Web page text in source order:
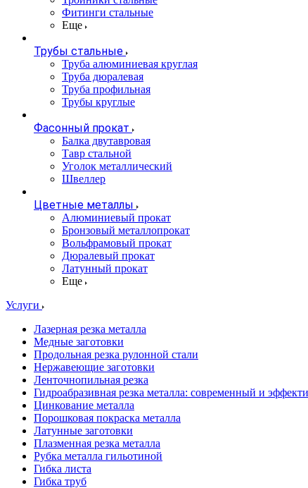
Фитинги стальные
Еще
Трубы стальные
Труба алюминиевая круглая
Труба дюралевая
Труба профильная
Трубы круглые
Фасонный прокат
Балка двутавровая
Тавр стальной
Уголок металлический
Швеллер
Цветные металлы
Алюминиевый прокат
Бронзовый металлопрокат
Вольфрамовый прокат
Дюралевый прокат
Латунный прокат
Еще
Услуги
Лазерная резка металла
Медные заготовки
Продольная резка рулонной стали
Нержавеющие заготовки
Ленточнопильная резка
Гидроабразивная резка металла: современный и
Цинкование металла
Порошковая покраска металла
Латунные заготовки
Плазменная резка металла
Рубка металла гильотиной
Гибка листа
Гибка труб